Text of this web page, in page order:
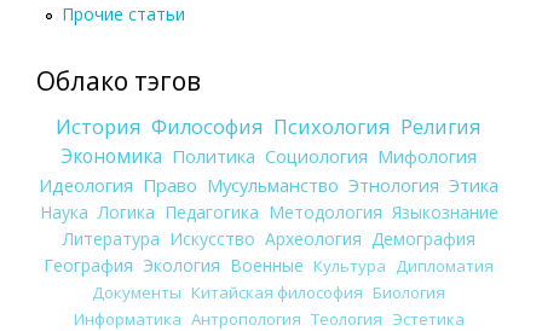
Прочие статьи
Облако тэгов
История Философия Психология Религия
Экономика Политика Социология Мифология
Идеология Право Мусульманство Этнология Этика
Наука Логика Педагогика Методология Языкознание
Литература Искусство Археология Демография
География Экология Военные Культура
Дипломатия
Документы Китайская философия Биология
Информатика Антропология Теология Эстетика